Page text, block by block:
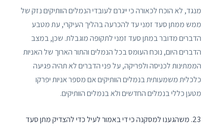
מנגד, לא הוכח לכאורה כי ייגרם לעובדי הנמלים הוותיקים נזק של
ממש ממתן סעד זמני עד להכרעה בהליך העיקרי, עת מטבע
הדברים מדובר במתן סעד זמני לתקופה מוגבלת. שכן, במצב
הדברים היום, נוכח העומס בכל הנמלים והתור הארוך של האניות
הממתינות לכניסה ולפריקה, על פני הדברים לא תהיה פגיעה
כלכלית משמעותית בנמלים הוותיקים אם מספר אניות יפרקו
מטען כללי בנמלים החדשים ולא בנמלים הוותיקים.
משהגענו למסקנה כי די באמור לעיל כדי להצדיק מתן סעד